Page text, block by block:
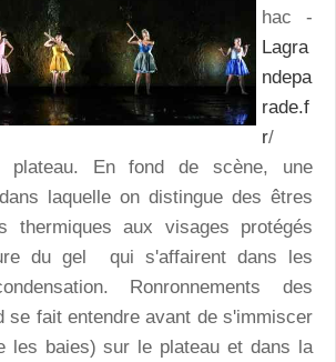
hac -
Lagra
ndepa
rade.f
r/
plateau. En fond de scène, une
laquelle on distingue des êtres
thermiques aux visages protégés
du gel qui s'affairent dans les
Ronronnements des
se fait entendre avant de s'immiscer
les baies) sur le plateau et dans la